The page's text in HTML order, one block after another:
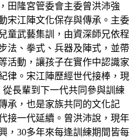
田隆宮管委會主委曾洪沛強
宋江陣文化保存與傳承。主委
童武藝集訓，由資深師兄依程
法、拳式、兵器及陣式，並帶
活動，讓孩子在實作中認識家
律。宋江陣歷經世代接棒，現
長輩到下一代共同參與訓練
承，也是家族共同的文化記
接一代延續。曾洪沛說，現年
，30多年來每逢訓練期間皆每